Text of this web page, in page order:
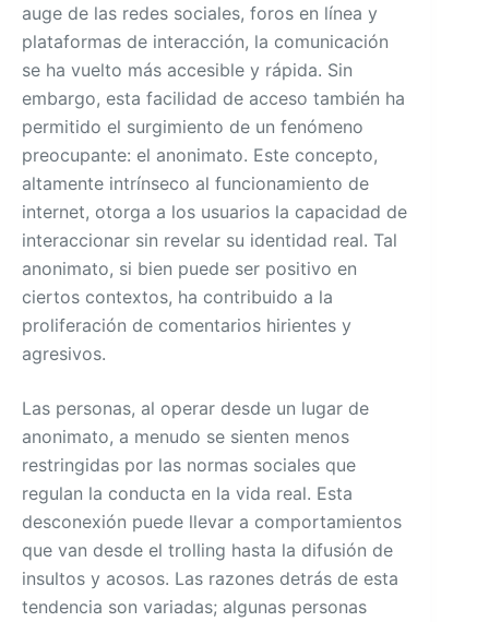
auge de las redes sociales, foros en línea y
plataformas de interacción, la comunicación
se ha vuelto más accesible y rápida. Sin
embargo, esta facilidad de acceso también ha
permitido el surgimiento de un fenómeno
preocupante: el anonimato. Este concepto,
altamente intrínseco al funcionamiento de
internet, otorga a los usuarios la capacidad de
interaccionar sin revelar su identidad real. Tal
anonimato, si bien puede ser positivo en
ciertos contextos, ha contribuido a la
proliferación de comentarios hirientes y
agresivos.
Las personas, al operar desde un lugar de
anonimato, a menudo se sienten menos
restringidas por las normas sociales que
regulan la conducta en la vida real. Esta
desconexión puede llevar a comportamientos
que van desde el trolling hasta la difusión de
insultos y acosos. Las razones detrás de esta
tendencia son variadas; algunas personas